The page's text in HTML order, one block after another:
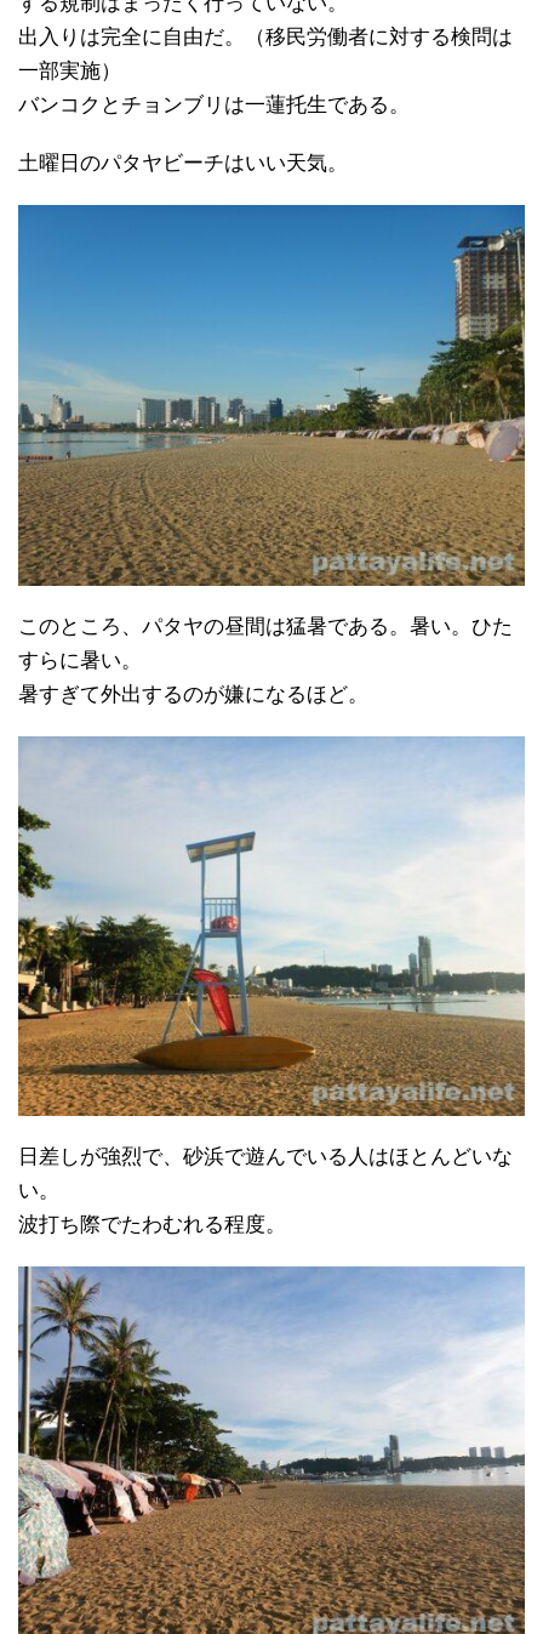
出入りは完全に自由だ。（移民労働者に対する検問は
一部実施）
バンコクとチョンブリは一蓮托生である。
土曜日のパタヤビーチはいい天気。
このところ、パタヤの昼間は猛暑である。暑い。ひた
すらに暑い。
暑すぎて外出するのが嫌になるほど。
日差しが強烈で、砂浜で遊んでいる人はほとんどいな
い。
波打ち際でたわむれる程度。